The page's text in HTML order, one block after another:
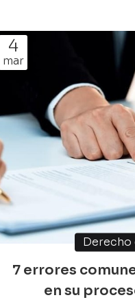
Abogados, sus
en Vigo, hay 5
harán tomar un camino u
La
4
mar
7 errores
en su
Derecho